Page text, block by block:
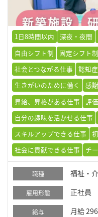
1日8時間以内 深夜・夜間
自由シフト制
固定シフト制
社会とつながる仕事
認知
生きがいのために働く
感
昇給、昇格がある仕事
評
自分の趣味を活かせる仕事
スキルアップできる仕事
社会に貢献できる仕事
チ
職種 福祉・
雇用形態 正社員
給与 月給